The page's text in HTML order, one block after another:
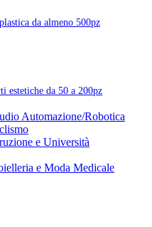
da almeno 500pz
estetiche da 50 a 200pz
Automazione/Robotica
e Università
e Moda Medicale